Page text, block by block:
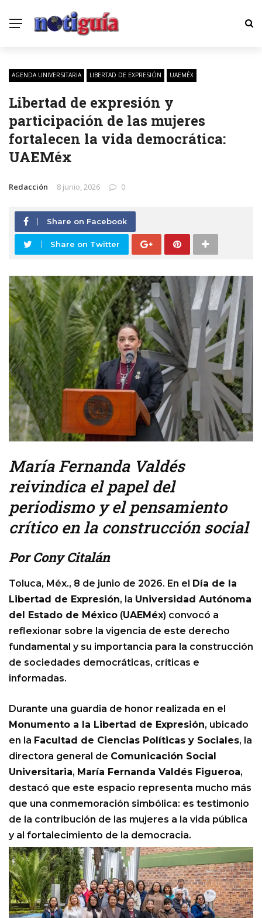
AGENDA UNIVERSITARIA LIBERTAD DE EXPRESIÓN UAEMÉX
Libertad de expresión y
participación de las mujeres
fortalecen la vida democrática:
UAEMéx
Redacción 8 junio, 2026 0
Share on Facebook
Share on Twitter
María Fernanda Valdés
reivindica el papel del
periodismo y el pensamiento
crítico en la construcción social
Por Cony Citalán
Toluca, Méx., 8 de junio de 2026. En el Día de la
Libertad de Expresión, la Universidad Autónoma
del Estado de México (UAEMéx) convocó a
reflexionar sobre la vigencia de este derecho
fundamental y su importancia para la construcción
de sociedades democráticas, críticas e
informadas.
Durante una guardia de honor realizada en el
Monumento a la Libertad de Expresión, ubicado
en la Facultad de Ciencias Políticas y Sociales, la
directora general de Comunicación Social
Universitaria, María Fernanda Valdés Figueroa,
destacó que este espacio representa mucho más
que una conmemoración simbólica: es testimonio
de la contribución de las mujeres a la vida pública
y al fortalecimiento de la democracia.